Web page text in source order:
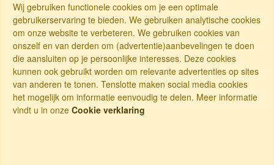
Wij gebruiken functionele cookies om je een optimale
gebruikerservaring te bieden. We gebruiken analytische cookies
om onze website te verbeteren. We gebruiken cookies van
onszelf en van derden om (advertentie)aanbevelingen te doen
die aansluiten op je persoonlijke interesses. Deze cookies
kunnen ook gebruikt worden om relevante advertenties op sites
van anderen te tonen. Tenslotte maken social media cookies
het mogelijk om informatie eenvoudig te delen. Meer informatie
vindt u in onze Cookie verklaring